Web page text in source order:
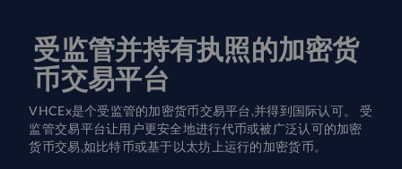
受监管并持有执照的加密货
币交易平台
VHCEx是个受监管的加密货币交易平台,并得到国际认可。 受
监管交易平台让用户更安全地进行代币或被广泛认可的加密
货币交易,如比特币或基于以太坊上运行的加密货币。